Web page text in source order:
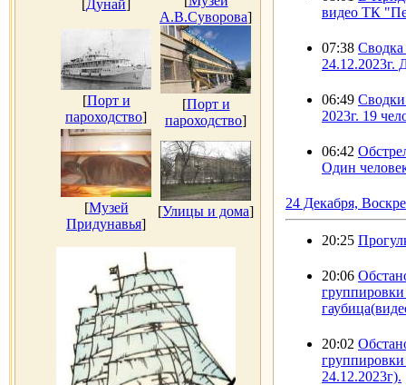
[Дунай]
А.В.Суворова]
[Порт и
пароходство]
[Порт и
пароходство]
[Музей
Придунавья]
[Улицы и дома]
видео ТК
07:38 Сводка
24.12.2023г.
06:49 Сводки
2023г. 19
06:42
Один
24 Декабря,
20:25
20:06
20:02
24.12.2023г).